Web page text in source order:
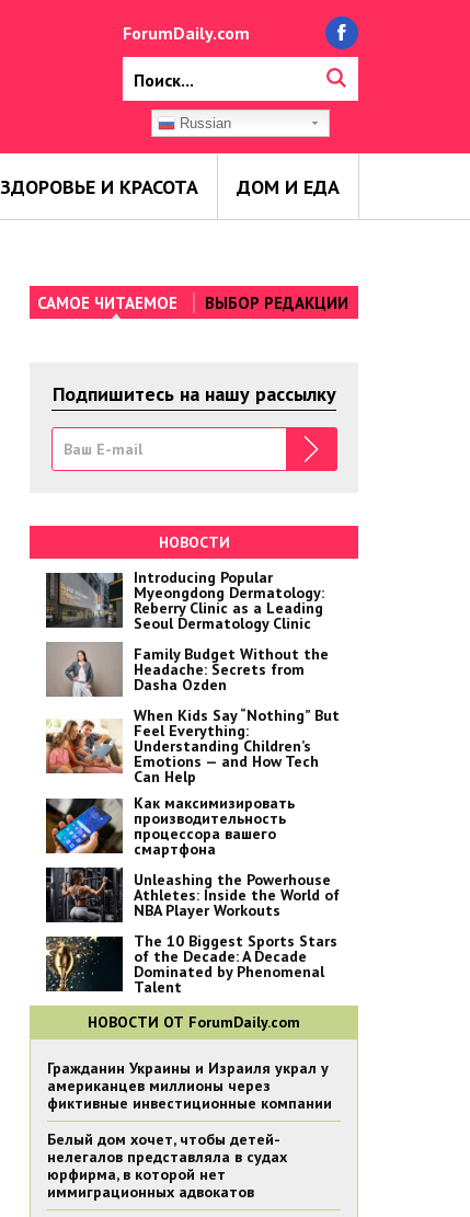
ForumDaily.com
Russian
ЗДОРОВЬЕ И КРАСОТА ДОМ И ЕДА
САМОЕ ЧИТАЕМОЕ ВЫБОР РЕДАКЦИИ
Подпишитесь на нашу рассылку
НОВОСТИ
Introducing Popular
Myeongdong Dermatology:
Reberry Clinic as a Leading
Seoul Dermatology Clinic
Family Budget Without the
Headache: Secrets from
Dasha Ozden
When Kids Say “Nothing” But
Feel Everything:
Understanding Children’s
Emotions — and How Tech
Can Help
Как максимизировать
производительность
процессора вашего
смартфона
Unleashing the Powerhouse
Athletes: Inside the World of
NBA Player Workouts
The 10 Biggest Sports Stars
of the Decade: A Decade
Dominated by Phenomenal
Talent
НОВОСТИ ОТ ForumDaily.com
Гражданин Украины и Израиля украл у
американцев миллионы через
фиктивные инвестиционные компании
Белый дом хочет, чтобы детей-
нелегалов представляла в судах
юрфирма, в которой нет
иммиграционных адвокатов